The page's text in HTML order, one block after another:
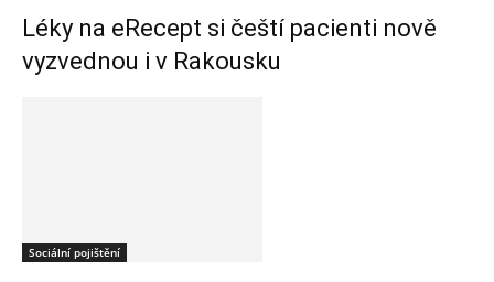
Léky na eRecept si čeští pacienti nově
vyzvednou i v Rakousku
Sociální pojištění